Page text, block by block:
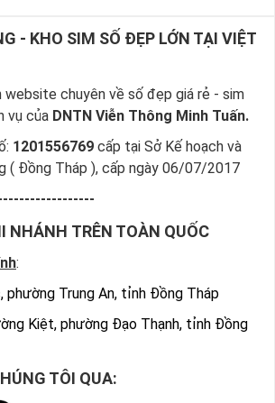
- KHO SIM SỐ ĐẸP LỚN TẠI VIỆT
website chuyên về số đẹp giá rẻ - sim
vụ của DNTN Viễn Thông Minh Tuấn.
1201556769 cấp tại Sở Kế hoạch và
( Đồng Tháp ), cấp ngày 06/07/2017
NHÁNH TRÊN TOÀN QUỐC
:
phường Trung An, tỉnh Đồng Tháp
Kiệt, phường Đạo Thạnh, tỉnh Đồng
TÔI QUA: